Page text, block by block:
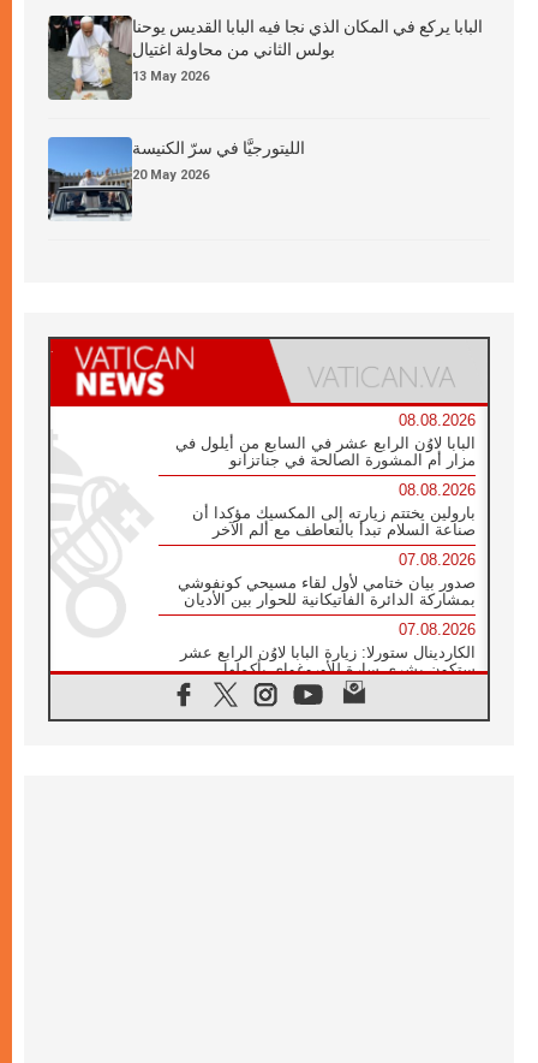
البابا يركع في المكان الذي نجا فيه البابا القديس يوحنا
بولس الثاني من محاولة اغتيال
13 May 2026
الليتورجيَّا في سرّ الكنيسة
20 May 2026
08.08.2026
البابا لاوُن الرابع عشر في السابع من أيلول في
مزار أم المشورة الصالحة في جناتزانو
08.08.2026
بارولين يختتم زيارته إلى المكسيك مؤكدا أن
صناعة السلام تبدأ بالتعاطف مع ألم الآخر
07.08.2026
صدور بيان ختامي لأول لقاء مسيحي كونفوشي
بمشاركة الدائرة الفاتيكانية للحوار بين الأديان
07.08.2026
الكاردينال ستورلا: زيارة البابا لاوُن الرابع عشر
ستكون بشرى سارة للأوروغواي بأكملها
الفاتيكان يعلن برنامج الزيارة الرسولية للبابا لاوُن